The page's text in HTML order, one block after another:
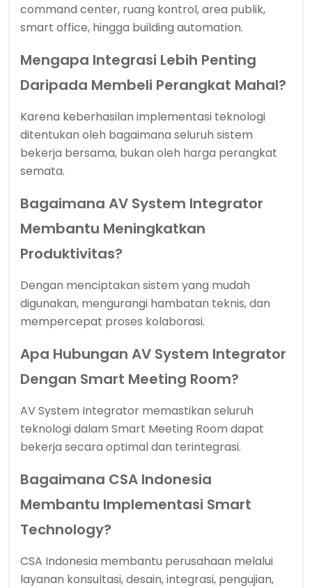
command center, ruang kontrol, area publik,
smart office, hingga building automation.
Mengapa Integrasi Lebih Penting
Daripada Membeli Perangkat Mahal?
Karena keberhasilan implementasi teknologi
ditentukan oleh bagaimana seluruh sistem
bekerja bersama, bukan oleh harga perangkat
semata.
Bagaimana AV System Integrator
Membantu Meningkatkan
Produktivitas?
Dengan menciptakan sistem yang mudah
digunakan, mengurangi hambatan teknis, dan
mempercepat proses kolaborasi.
Apa Hubungan AV System Integrator
Dengan Smart Meeting Room?
AV System Integrator memastikan seluruh
teknologi dalam Smart Meeting Room dapat
bekerja secara optimal dan terintegrasi.
Bagaimana CSA Indonesia
Membantu Implementasi Smart
Technology?
CSA Indonesia membantu perusahaan melalui
layanan konsultasi, desain, integrasi, pengujian,